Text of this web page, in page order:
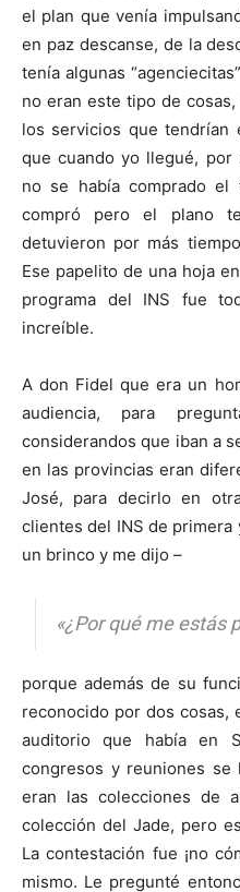
el plan que venía
en paz descanse, de la
tenía algunas
no eran este tipo de
los servicios que tendrían
que cuando yo llegué, por
no se había comprado
compró pero el plano
detuvieron por más
Ese papelito de una hoja
programa del INS fue
increíble.
A don Fidel que era un
audiencia, para
considerandos que iban a
en las provincias eran
José, para decirlo en
clientes del INS de primera
un brinco y me dijo –
«¿Por qué me estás
porque además de su
reconocido por dos cosas,
auditorio que había en
congresos y reuniones se
eran las colecciones de
colección del Jade, pero
La contestación fue ¡no
mismo. Le pregunté